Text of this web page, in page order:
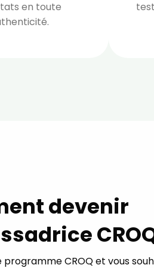
en toute
devenir
programme CROQ et vous